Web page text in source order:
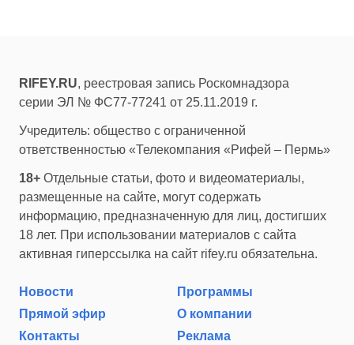
RIFEY.RU, реестровая запись Роскомнадзора
серии ЭЛ № ФС77-77241 от 25.11.2019 г.
Учредитель: общество с ограниченной
ответственностью «Телекомпания «Рифей – Пермь»
18+ Отдельные статьи, фото и видеоматериалы,
размещенные на сайте, могут содержать
информацию, предназначенную для лиц, достигших
18 лет. При использовании материалов с сайта
активная гиперссылка на сайт rifey.ru обязательна.
Новости
Программы
Прямой эфир
О компании
Контакты
Реклама